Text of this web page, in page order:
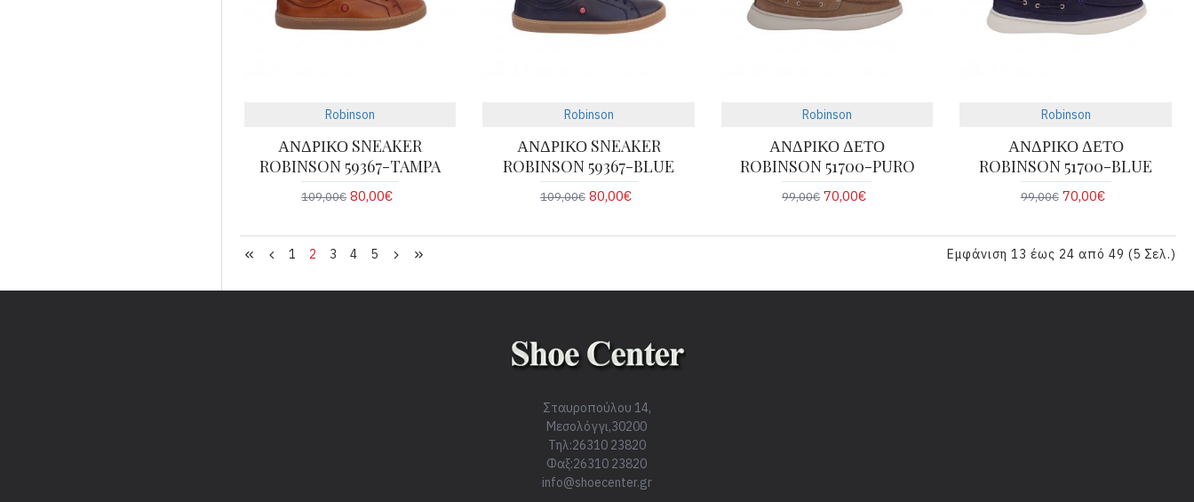
Robinson
ΑΝΔΡΙΚΟ SNEAKER
ROBINSON 59367-TAMPA
109,00€ 80,00€
Robinson
ΑΝΔΡΙΚΟ SNEAKER
ROBINSON 59367-BLUE
109,00€ 80,00€
Robinson
ΑΝΔΡΙΚΟ ΔΕΤΟ
ROBINSON 51700-PURO
99,00€ 70,00€
Robinson
ΑΝΔΡΙΚΟ ΔΕΤΟ
ROBINSON 51700-BLUE
99,00€ 70,00€
1 2 3 4 5 Εμφάνιση 13 έως 24 από 49 (5 Σελ.)
Σταυροπούλου 14,
Μεσολόγγι,30200
Τηλ:26310 23820
Φαξ:26310 23820
info@shoecenter.gr